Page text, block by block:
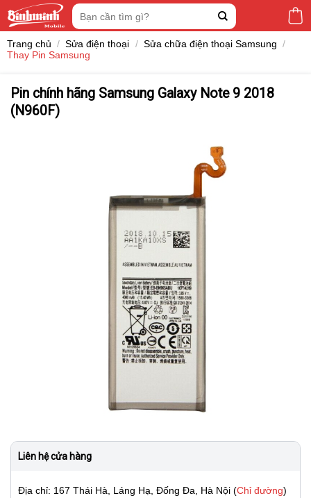
Tìm
kiếm:
Trang chủ / Sửa điện thoại / Sửa chữa điện thoại Samsung /
Thay Pin Samsung
Pin chính hãng Samsung Galaxy Note 9 2018
(N960F)
Liên hệ cửa hàng
Địa chỉ: 167 Thái Hà, Láng Hạ, Đống Đa, Hà Nội (Chỉ đường)